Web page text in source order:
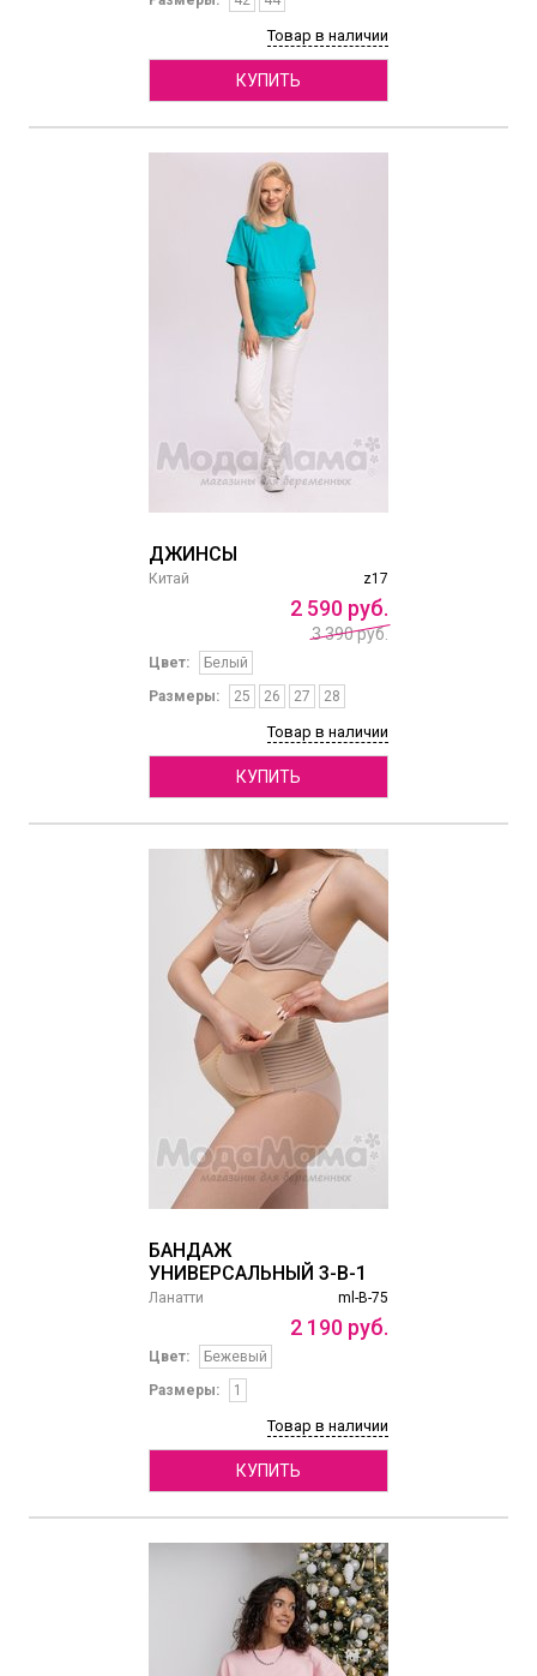
Товар в наличии
КУПИТЬ
ДЖИНСЫ
z17
Китай
2 590 руб.
3 390 руб.
Цвет:
Белый
Размеры:
25 26 27 28
Товар в наличии
КУПИТЬ
БАНДАЖ
УНИВЕРСАЛЬНЫЙ 3-В-1
ml-B-75
Ланатти
2 190 руб.
Цвет:
Бежевый
Размеры:
1
Товар в наличии
КУПИТЬ